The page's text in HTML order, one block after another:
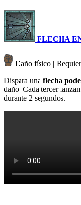
FLECHA
Daño físico |
Dispara una flecha
daño. Cada tercer
durante 2 segundos.